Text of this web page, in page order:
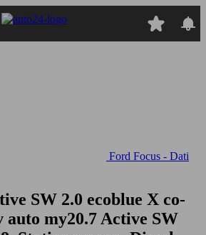
Ford Focus - Dati
SW 2.0 ecoblue X co-
auto my20.7 Active SW